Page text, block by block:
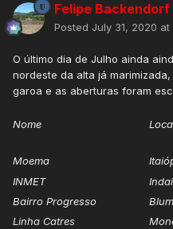
Felipe Backendorf
Posted July 31, 2020 at
O último dia de Julho ainda
nordeste da alta já
garoa e as aberturas foram
Nome
Moema
INMET
Bairro Progresso
Linha Catres